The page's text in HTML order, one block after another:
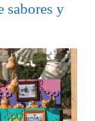
sabores y